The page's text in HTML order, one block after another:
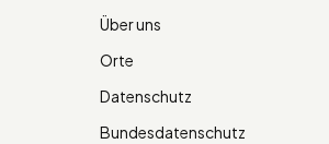
Über uns
Orte
Datenschutz
Bundesdatenschutz